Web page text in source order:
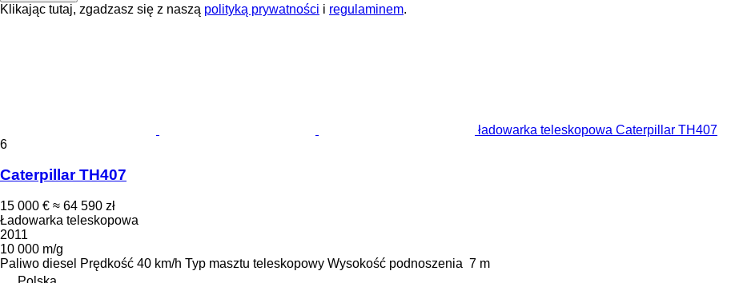
Klikając tutaj, zgadzasz się z naszą polityką prywatności i regulaminem.
ładowarka teleskopowa Caterpillar TH407
6
Caterpillar TH407
15 000 € ≈ 64 590 zł
Ładowarka teleskopowa
2011
10 000 m/g
Paliwo diesel Prędkość 40 km/h Typ masztu teleskopowy Wysokość podnoszenia 7 m